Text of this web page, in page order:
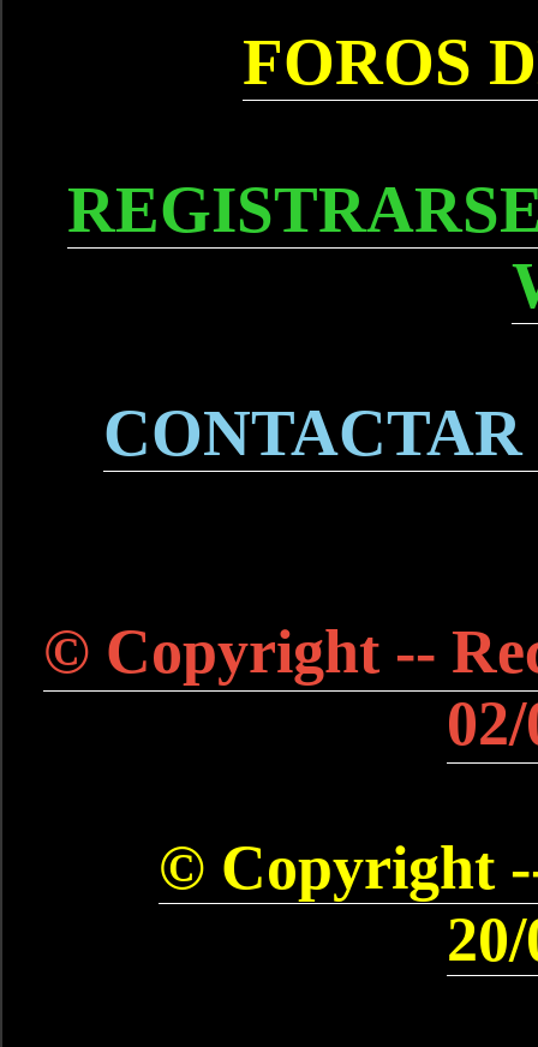
FOROS
© Copyright --
© Copyright